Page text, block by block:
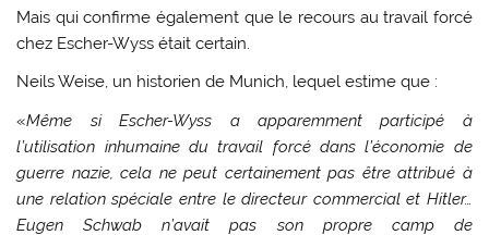
Mais qui confirme également que le recours au travail forcé
chez Escher-Wyss était certain.
Neils Weise, un historien de Munich, lequel estime que :
«Même si Escher-Wyss a apparemment participé à
l’utilisation inhumaine du travail forcé dans l’économie de
guerre nazie, cela ne peut certainement pas être attribué à
une relation spéciale entre le directeur commercial et Hitler…
Eugen Schwab n’avait pas son propre camp de